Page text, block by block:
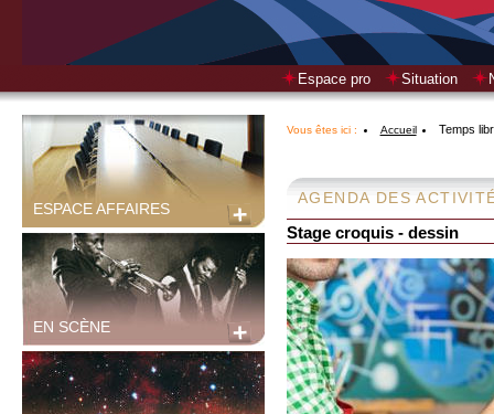
Espace pro Situation
ESPACE AFFAIRES
EN SCÈNE
Vous êtes ici : Accueil Temps
AGENDA DES
Stage croquis - dessin